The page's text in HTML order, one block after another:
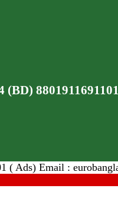
( Ads) Email :